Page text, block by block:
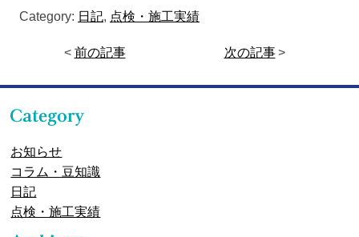
Category: 日記, 点検・施工実績
< 前の記事 次の記事 >
お知らせ
コラム・豆知識
日記
点検・施工実績